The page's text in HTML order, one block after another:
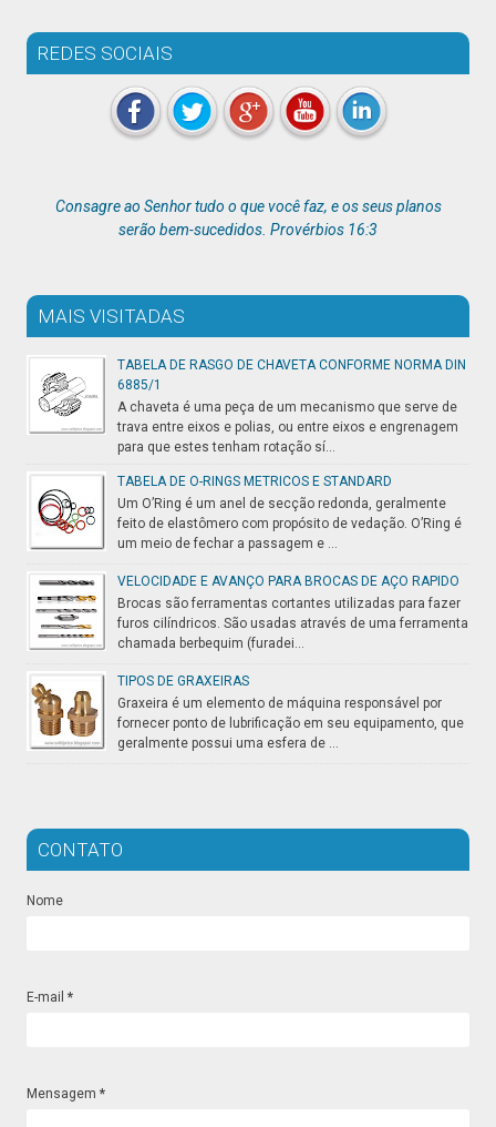
REDES SOCIAIS
Consagre ao Senhor tudo o que você faz, e os seus planos
serão bem-sucedidos. Provérbios 16:3
MAIS VISITADAS
TABELA DE RASGO DE CHAVETA CONFORME NORMA DIN
6885/1
A chaveta é uma peça de um mecanismo que serve de
trava entre eixos e polias, ou entre eixos e engrenagem
para que estes tenham rotação sí...
TABELA DE O-RINGS METRICOS E STANDARD
Um O’Ring é um anel de secção redonda, geralmente
feito de elastômero com propósito de vedação. O’Ring é
um meio de fechar a passagem e ...
VELOCIDADE E AVANÇO PARA BROCAS DE AÇO RAPIDO
Brocas são ferramentas cortantes utilizadas para fazer
furos cilíndricos. São usadas através de uma ferramenta
chamada berbequim (furadei...
TIPOS DE GRAXEIRAS
Graxeira é um elemento de máquina responsável por
fornecer ponto de lubrificação em seu equipamento, que
geralmente possui uma esfera de ...
CONTATO
Nome
E-mail*
Mensagem*